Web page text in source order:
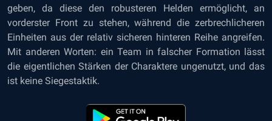
geben, da diese den robusteren Helden ermöglicht, an
vorderster Front zu stehen, während die zerbrechlicheren
Einheiten aus der relativ sicheren hinteren Reihe angreifen.
Mit anderen Worten: ein Team in falscher Formation lässt
die eigentlichen Stärken der Charaktere ungenutzt, und das
ist keine Siegestaktik.